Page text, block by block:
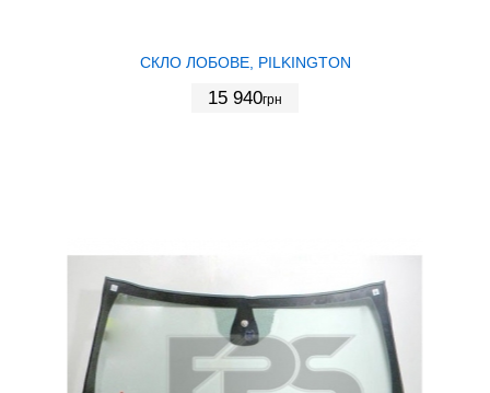
СКЛО ЛОБОВЕ, PILKINGTON
15 940грн